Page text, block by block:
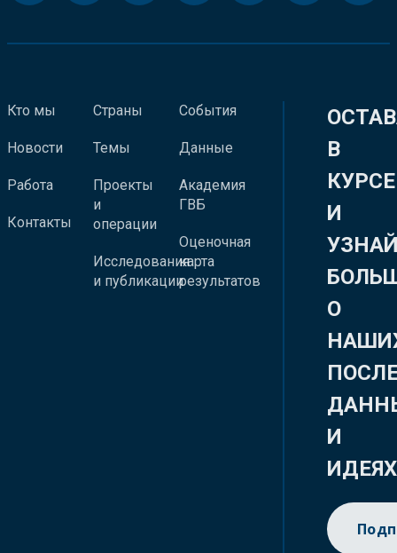
Кто мы
Новости
Работа
Контакты
Страны
Темы
Проекты
и
операции
Исследования
и публикации
События
Данные
Академия
ГВБ
Оценочная
карта
результатов
В
КУРСЕ
И
О
И
ИДЕЯХ